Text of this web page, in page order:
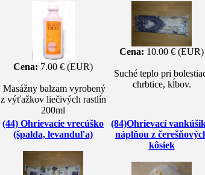
Cena: 7.00 € (EUR)
Masážny balzam vyrobený
z výťažkov liečivých rastlín
200ml
Cena: 10.00 € (EUR)
Suché teplo pri
chrbtice, kĺbov.
(44) Ohrievacie vrecúško
(špalda, levanduľa)
(84)Ohrievací
náplňou z
kôsiek